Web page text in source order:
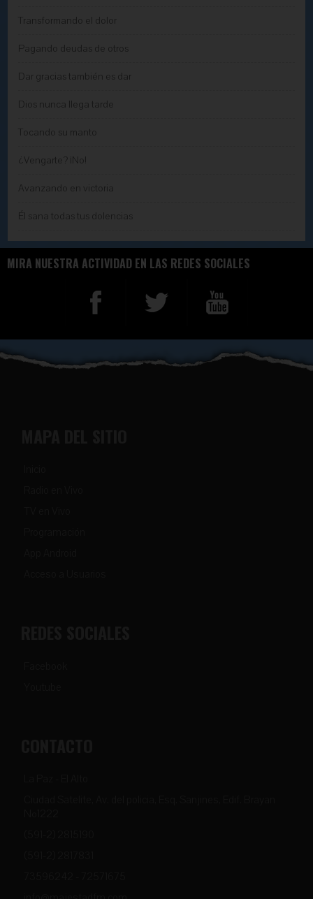
Transformando el dolor
Pagando deudas de otros
Dar gracias también es dar
Dios nunca llega tarde
Tocando su manto
¿Vengarte? ¡No!
Avanzando en victoria
Él sana todas tus dolencias
MIRA NUESTRA ACTIVIDAD EN LAS REDES SOCIALES